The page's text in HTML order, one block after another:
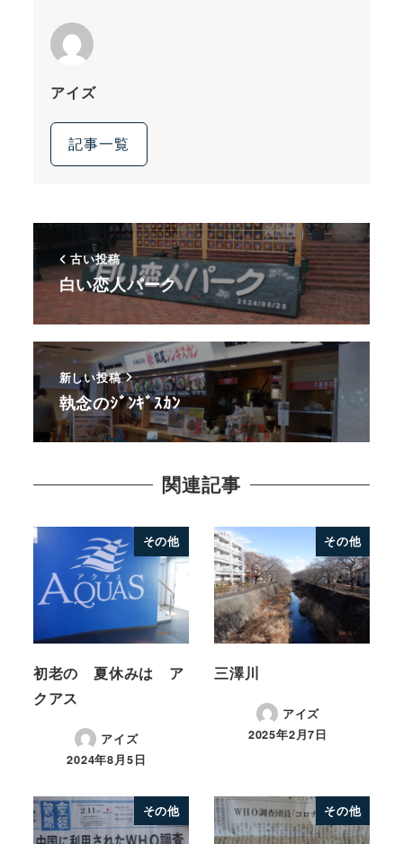
アイズ
記事一覧
古い投稿
白い恋人パーク
新しい投稿
執念のｼﾞﾝｷﾞｽｶﾝ
関連記事
その他
初老の 夏休みは ア
クアス
アイズ
2024年8月5日
その他
三澤川
アイズ
2025年2月7日
その他 その他